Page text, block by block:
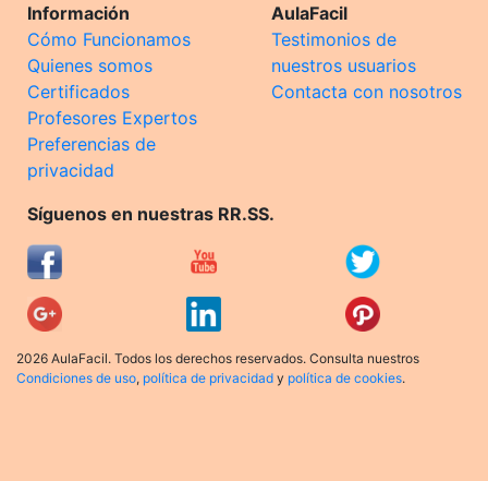
Información
Cómo Funcionamos
Quienes somos
Certificados
Profesores Expertos
Preferencias de
privacidad
AulaFacil
Testimonios de
nuestros usuarios
Contacta con nosotros
Síguenos en nuestras RR.SS.
2026 AulaFacil. Todos los derechos reservados. Consulta nuestros
Condiciones de uso, política de privacidad y política de cookies.